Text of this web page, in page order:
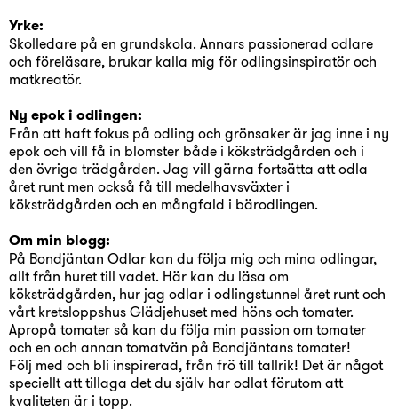
Yrke:
Skolledare på en grundskola. Annars passionerad odlare
och föreläsare, brukar kalla mig för odlingsinspiratör och
matkreatör.
Ny epok i odlingen:
Från att haft fokus på odling och grönsaker är jag inne i ny
epok och vill få in blomster både i köksträdgården och i
den övriga trädgården. Jag vill gärna fortsätta att odla
året runt men också få till medelhavsväxter i
köksträdgården och en mångfald i bärodlingen.
Om min blogg:
På Bondjäntan Odlar kan du följa mig och mina odlingar,
allt från huret till vadet. Här kan du läsa om
köksträdgården, hur jag odlar i odlingstunnel året runt och
vårt kretsloppshus Glädjehuset med höns och tomater.
Apropå tomater så kan du följa min passion om tomater
och en och annan tomatvän på Bondjäntans tomater!
Följ med och bli inspirerad, från frö till tallrik! Det är något
speciellt att tillaga det du själv har odlat förutom att
kvaliteten är i topp.